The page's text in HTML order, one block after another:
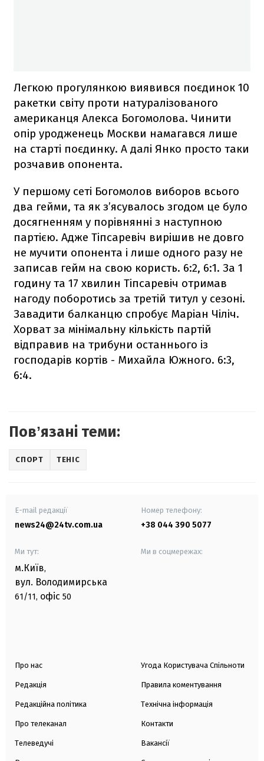
Легкою прогулянкою виявився поєдинок 10
ракетки світу проти натуралізованого
американця Алекса Богомолова. Чинити
опір уродженець Москви намагався лише
на старті поєдинку. А далі Янко просто таки
розчавив опонента.
У першому сеті Богомолов виборов всього
два гейми, та як з’ясувалось згодом це було
досягненням у порівнянні з наступною
партією. Адже Тіпсаревіч вирішив не довго
не мучити опонента і лише одного разу не
записав гейм на свою користь. 6:2, 6:1. За 1
годину та 17 хвилин Тіпсаревіч отримав
нагоду поборотись за третій титул у сезоні.
Завадити балканцю спробує Маріан Чіліч.
Хорват за мінімальну кількість партій
відправив на трибуни останнього із
господарів кортів - Михайла Южного. 6:3,
6:4.
Повʼязані теми:
СПОРТ ТЕНІС
E-mail редакції
news24@24tv.com.ua
Номер телефону:
+38 044 390 5077
Ми тут:
м.Київ,
вул. Володимирська
61/11, офіс 50
Ми в соцмережах:
Про нас
Редакція
Редакційна політика
Про телеканал
Телеведучі
Угода Користувача Спільноти
Правила коментування
Технічна інформація
Контакти
Вакансії